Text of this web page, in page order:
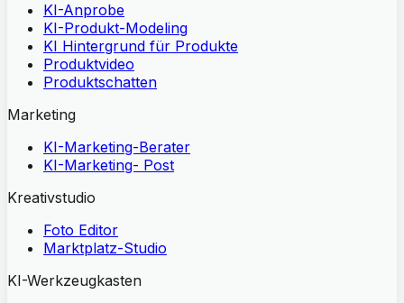
KI-Anprobe
KI-Produkt-Modeling
KI Hintergrund für Produkte
Produktvideo
Produktschatten
Marketing
KI-Marketing-Berater
KI-Marketing- Post
Kreativstudio
Foto Editor
Marktplatz-Studio
KI-Werkzeugkasten